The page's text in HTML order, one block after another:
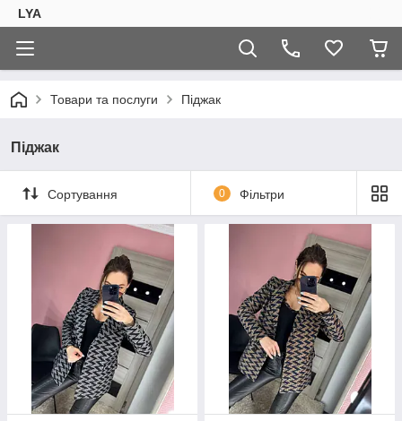
LYA
Товари та послуги Піджак
Піджак
Сортування 0 Фільтри